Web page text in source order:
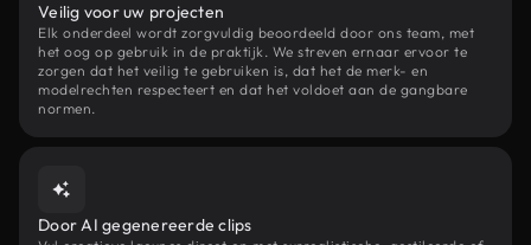
Veilig voor uw projecten
Elk onderdeel wordt zorgvuldig beoordeeld door ons team, met
het oog op gebruik in de praktijk. We streven ernaar ervoor te
zorgen dat het veilig te gebruiken is, dat het de merk- en
modelrechten respecteert en dat het voldoet aan de gangbare
normen.
Door AI gegenereerde clips